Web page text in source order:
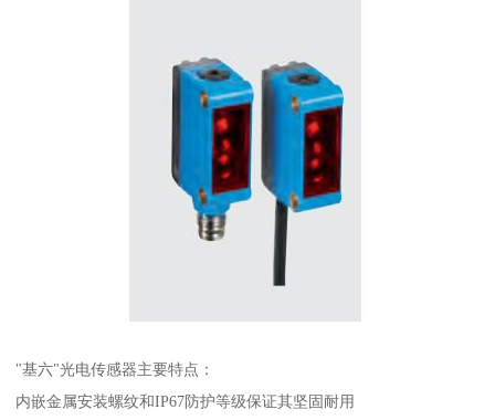
"基六"光电传感器主要特点：
内嵌金属安装螺纹和IP67防护等级保证其坚固耐用